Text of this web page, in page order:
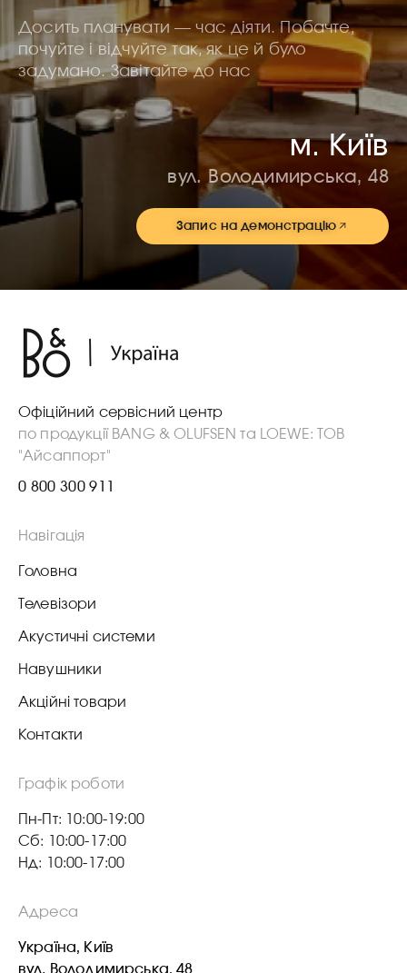
Досить планувати — час діяти. Побачте,
почуйте і відчуйте так, як це й було
задумано. Завітайте до нас
м. Київ
вул. Володимирська, 48
Запис на демонстрацію
Офіційний сервісний центр
по продукції BANG & OLUFSEN та LOEWE: ТОВ
"Айсаппорт"
0 800 300 911
Навігація
Головна
Телевізори
Акустичні системи
Навушники
Акційні товари
Контакти
Графік роботи
Пн-Пт: 10:00-19:00
Сб: 10:00-17:00
Нд: 10:00-17:00
Адреса
Україна, Київ
вул. Володимирська, 48